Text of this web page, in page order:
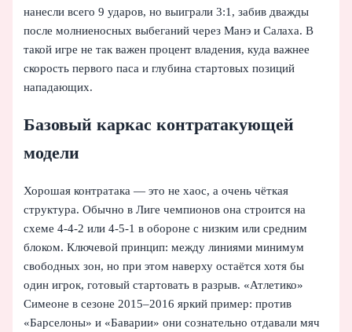
нанесли всего 9 ударов, но выиграли 3:1, забив дважды
после молниеносных выбеганий через Манэ и Салаха. В
такой игре не так важен процент владения, куда важнее
скорость первого паса и глубина стартовых позиций
нападающих.
Базовый каркас контратакующей
модели
Хорошая контратака — это не хаос, а очень чёткая
структура. Обычно в Лиге чемпионов она строится на
схеме 4‑4‑2 или 4‑5‑1 в обороне с низким или средним
блоком. Ключевой принцип: между линиями минимум
свободных зон, но при этом наверху остаётся хотя бы
один игрок, готовый стартовать в разрыв. «Атлетико»
Симеоне в сезоне 2015–2016 яркий пример: против
«Барселоны» и «Баварии» они сознательно отдавали мяч